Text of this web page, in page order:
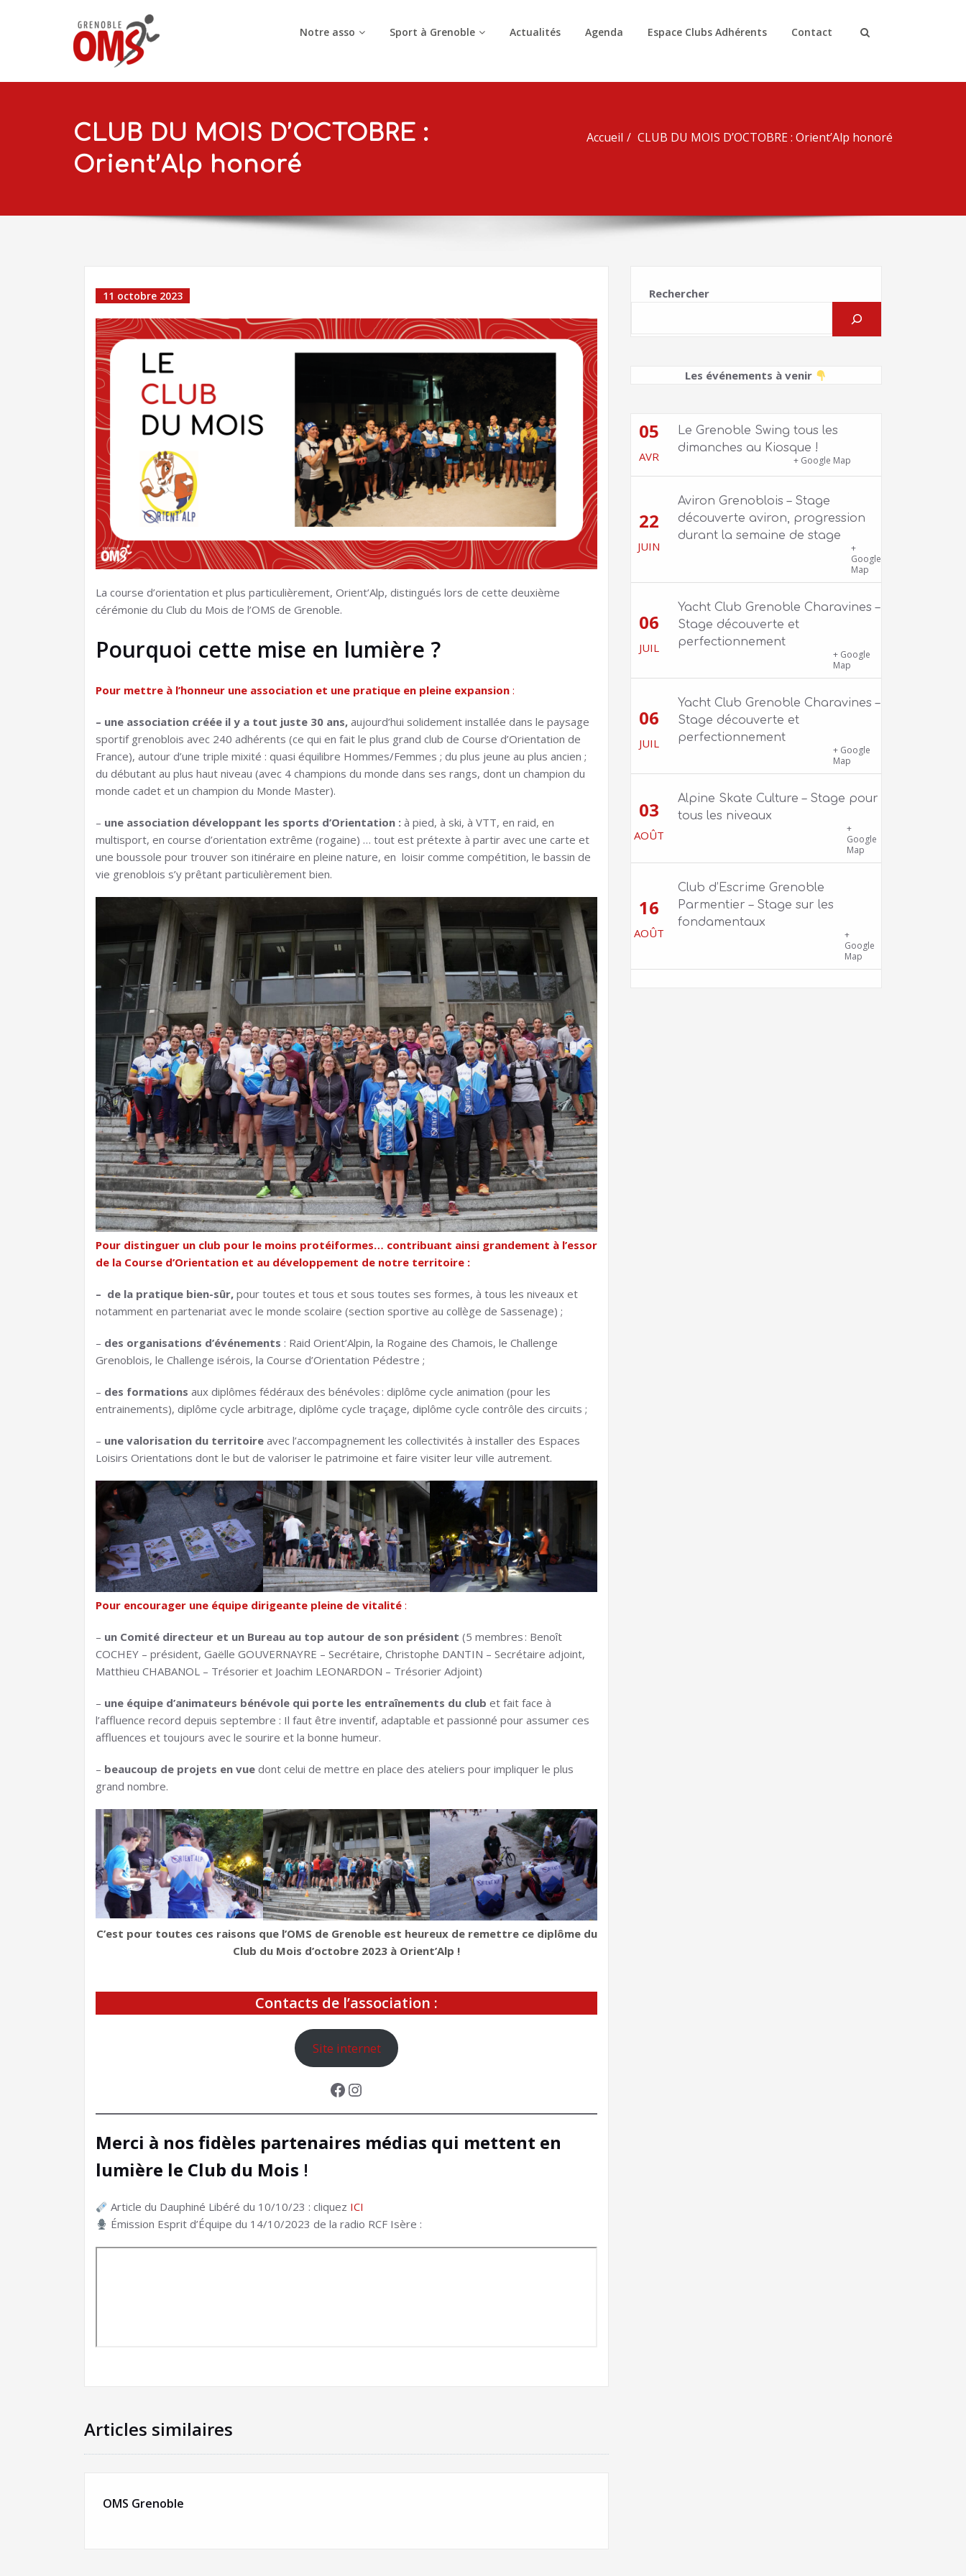
Notre asso Sport à Grenoble Actualités Agenda Espace Clubs Adhérents Contact
CLUB DU MOIS D’OCTOBRE :
Orient’Alp honoré
Accueil CLUB DU MOIS D’OCTOBRE : Orient’Alp honoré
11 octobre 2023
La course d’orientation et plus particulièrement, Orient’Alp, distingués lors de cette deuxième
cérémonie du Club du Mois de l’OMS de Grenoble.
Pourquoi cette mise en lumière ?
Pour mettre à l’honneur une association et une pratique en pleine expansion :
– une association créée il y a tout juste 30 ans, aujourd’hui solidement installée dans le paysage
sportif grenoblois avec 240 adhérents (ce qui en fait le plus grand club de Course d’Orientation de
France), autour d’une triple mixité : quasi équilibre Hommes/Femmes ; du plus jeune au plus ancien ;
du débutant au plus haut niveau (avec 4 champions du monde dans ses rangs, dont un champion du
monde cadet et un champion du Monde Master).
– une association développant les sports d’Orientation : à pied, à ski, à VTT, en raid, en
multisport, en course d’orientation extrême (rogaine) … tout est prétexte à partir avec une carte et
une boussole pour trouver son itinéraire en pleine nature, en loisir comme compétition, le bassin de
vie grenoblois s’y prêtant particulièrement bien.
Pour distinguer un club pour le moins protéiformes… contribuant ainsi grandement à l’essor
de la Course d’Orientation et au développement de notre territoire :
– de la pratique bien-sûr, pour toutes et tous et sous toutes ses formes, à tous les niveaux et
notamment en partenariat avec le monde scolaire (section sportive au collège de Sassenage) ;
– des organisations d’événements : Raid Orient’Alpin, la Rogaine des Chamois, le Challenge
Grenoblois, le Challenge isérois, la Course d’Orientation Pédestre ;
– des formations aux diplômes fédéraux des bénévoles : diplôme cycle animation (pour les
entrainements), diplôme cycle arbitrage, diplôme cycle traçage, diplôme cycle contrôle des circuits ;
– une valorisation du territoire avec l’accompagnement les collectivités à installer des Espaces
Loisirs Orientations dont le but de valoriser le patrimoine et faire visiter leur ville autrement.
Pour encourager une équipe dirigeante pleine de vitalité :
– un Comité directeur et un Bureau au top autour de son président (5 membres : Benoît
COCHEY – président, Gaëlle GOUVERNAYRE – Secrétaire, Christophe DANTIN – Secrétaire adjoint,
Matthieu CHABANOL – Trésorier et Joachim LEONARDON – Trésorier Adjoint)
– une équipe d’animateurs bénévole qui porte les entraînements du club et fait face à
l’affluence record depuis septembre : Il faut être inventif, adaptable et passionné pour assumer ces
affluences et toujours avec le sourire et la bonne humeur.
– beaucoup de projets en vue dont celui de mettre en place des ateliers pour impliquer le plus
grand nombre.
C’est pour toutes ces raisons que l’OMS de Grenoble est heureux de remettre ce diplôme du
Club du Mois d’octobre 2023 à Orient’Alp !
Contacts de l’association :
Site internet
Facebook
Instagram
Merci à nos fidèles partenaires médias qui mettent en
lumière le Club du Mois !
Article du Dauphiné Libéré du 10/10/23 : cliquez ICI
Émission Esprit d’Équipe du 14/10/2023 de la radio RCF Isère :
Articles similaires
OMS Grenoble
Rechercher
Les événements à venir
05
AVR
Le Grenoble Swing tous les
dimanches au Kiosque !
+ Google Map
22
JUIN
Aviron Grenoblois – Stage
découverte aviron, progression
durant la semaine de stage
+
Google
Map
06
JUIL
Yacht Club Grenoble Charavines –
Stage découverte et
perfectionnement
+ Google
Map
06
JUIL
Yacht Club Grenoble Charavines –
Stage découverte et
perfectionnement
+ Google
Map
03
AOÛT
Alpine Skate Culture – Stage pour
tous les niveaux
+
Google
Map
16
AOÛT
Club d’Escrime Grenoble
Parmentier – Stage sur les
fondamentaux
+
Google
Map